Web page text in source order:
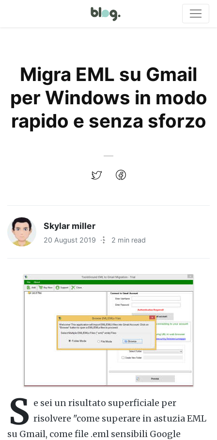
Migra EML su Gmail
per Windows in modo
rapido e senza sforzo
Skylar miller
20 August 2019 · 2 min read
S e sei un risultato superficiale per
risolvere "come superare in astuzia EML
su Gmail, come file .eml sensibili Google